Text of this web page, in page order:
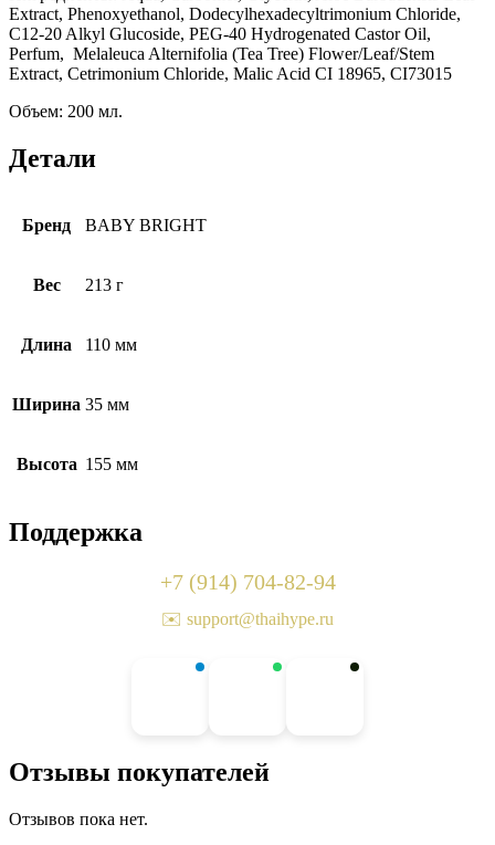
Extract, Phenoxyethanol, Dodecylhexadecyltrimonium Chloride,
C12-20 Alkyl Glucoside, PEG-40 Hydrogenated Castor Oil,
Perfum, Melaleuca Alternifolia (Tea Tree) Flower/Leaf/Stem
Extract, Cetrimonium Chloride, Malic Acid CI 18965, CI73015
Объем: 200 мл.
Детали
Бренд BABY BRIGHT
Вес 213 г
Длина 110 мм
Ширина 35 мм
Высота 155 мм
Поддержка
+7 (914) 704-82-94
✉️ support@thaihype.ru
Отзывы покупателей
Отзывов пока нет.